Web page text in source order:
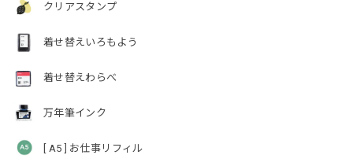
クリアスタンプ
着せ替えいろもよう
着せ替えわらべ
万年筆インク
[ A5 ] お仕事リフィル